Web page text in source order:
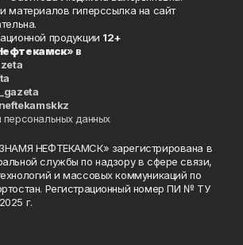
материалов гиперссылка на сайт
продукции 12+
» в
данных
НЕФТЕКАМСК» зарегистрирована в
службы по надзору в сфере связи,
и массовых коммуникаций по
Регистрационный номер ПИ № ТУ
г.